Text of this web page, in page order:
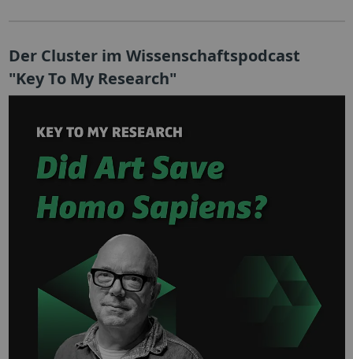
Der Cluster im Wissenschaftspodcast
"Key To My Research"